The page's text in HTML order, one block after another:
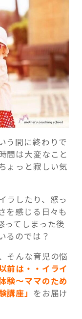
う間に終わりで
間は大変なこと
ょっと寂しい気
ラしたり、怒っ
を感じる日々も
ってしまった後
るのでは？
そんな育児の悩
前は・・イライ
験～ママのため
座」 をお届け